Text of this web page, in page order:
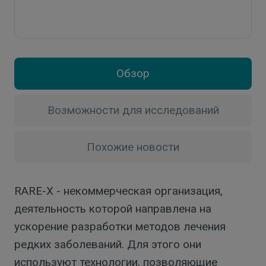
Обзор
Возможности для исследований
Похожие новости
RARE-X - некоммерческая организация,
деятельность которой направлена на
ускорение разработки методов лечения
редких заболеваний. Для этого они
используют технологии, позволяющие